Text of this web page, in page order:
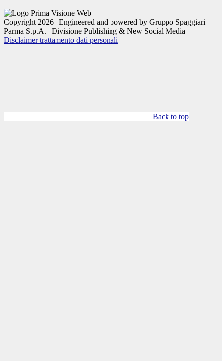
Copyright 2026 | Engineered and powered by Gruppo Spaggiari
Parma S.p.A. | Divisione Publishing & New Social Media
Disclaimer trattamento dati personali
Back to top